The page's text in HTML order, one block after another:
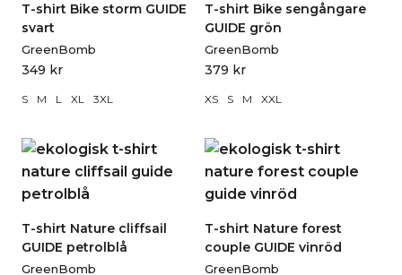
T-shirt Bike storm GUIDE
svart
GreenBomb
349 kr
S M L XL 3XL
T-shirt Bike sengångare
GUIDE grön
GreenBomb
379 kr
XS S M XXL
T-shirt Nature cliffsail
GUIDE petrolblå
GreenBomb
T-shirt Nature forest
couple GUIDE vinröd
GreenBomb